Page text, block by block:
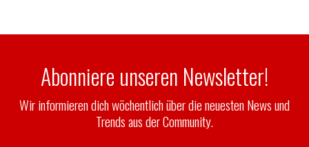
Abonniere unseren Newsletter!
Wir informieren dich wöchentlich über die neuesten News und
Trends aus der Community.